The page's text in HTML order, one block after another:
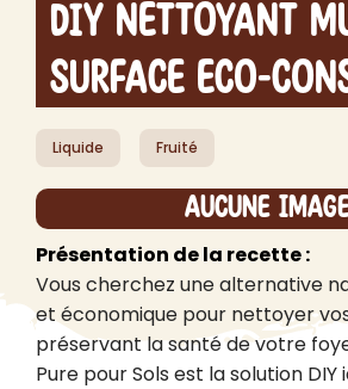
DIY Nettoyant
Surface Eco-
Liquide Fruité
Aucune
Présentation de la recette :
Vous cherchez une alternative
et économique pour nettoyer
préservant la santé de votre
Pure pour Sols est la solution DIY